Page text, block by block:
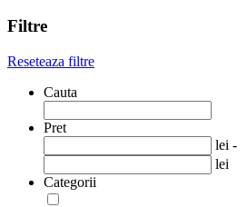
Filtre
Reseteaza filtre
Cauta
Pret
lei -
lei
Categorii